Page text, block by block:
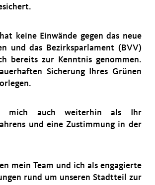
keine Einwände gegen das neue
und das Bezirksparlament (BVV)
bereits zur Kenntnis genommen.
Sicherung Ihres Grünen
mich auch weiterhin als Ihr
und eine Zustimmung in der
mein Team und ich als engagierte
rund um unseren Stadtteil zur